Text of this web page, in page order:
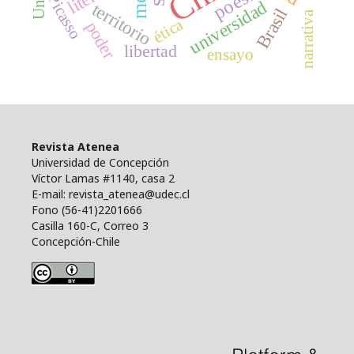
universidad
territorio Brasil
libertad
poder
Picasso narrativa
ética
ensayo
Revista Atenea
Universidad de Concepción
Víctor Lamas #1140, casa 2
E-mail: revista_atenea@udec.cl
Fono (56-41)2201666
Casilla 160-C, Correo 3
Concepción-Chile